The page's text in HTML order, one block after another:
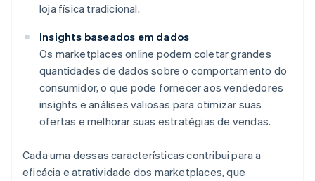
loja física tradicional.
Insights baseados em dados
Os marketplaces online podem coletar grandes
quantidades de dados sobre o comportamento do
consumidor, o que pode fornecer aos vendedores
insights e análises valiosas para otimizar suas
ofertas e melhorar suas estratégias de vendas.
Cada uma dessas características contribui para a
eficácia e atratividade dos marketplaces, que